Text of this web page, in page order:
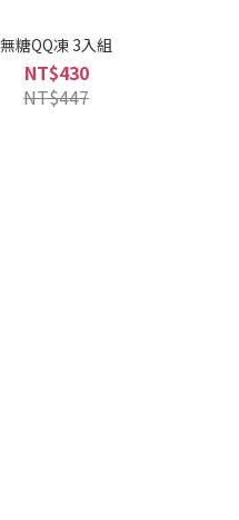
無糖QQ凍 3入組
NT$430
NT$447